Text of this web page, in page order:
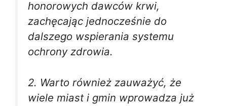
honorowych dawców krwi,
zachęcając jednocześnie do
dalszego wspierania systemu
ochrony zdrowia.
2. Warto również zauważyć, że
wiele miast i gmin wprowadza już